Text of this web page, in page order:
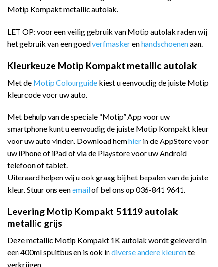
Motip Kompakt metallic autolak.
LET OP: voor een veilig gebruik van Motip autolak raden wij
het gebruik van een goedverfmaskerenhandschoenenaan.
Kleurkeuze Motip Kompakt metallic autolak
Met de Motip Colourguide kiest u eenvoudig de juiste Motip
kleurcode voor uw auto.
Met behulp van de speciale “Motip” App voor uw
smartphone kunt u eenvoudig de juiste Motip Kompakt kleur
voor uw auto vinden. Download hemhier in de AppStore voor
uw iPhone of iPad of via de Playstore voor uw Android
telefoon of tablet.
Uiteraard helpen wij u ook graag bij het bepalen van de juiste
kleur. Stuur ons eenemailof bel ons op 036-841 9641.
Levering Motip Kompakt 51119 autolak
metallic grijs
Deze metallic Motip Kompakt 1K autolak wordt geleverd in
een 400ml spuitbus en is ook indiverse andere kleurente
verkrijgen.